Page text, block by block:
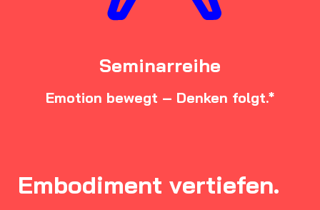
Seminarreihe
Emotion bewegt – Denken folgt.*
Embodiment vertiefen.